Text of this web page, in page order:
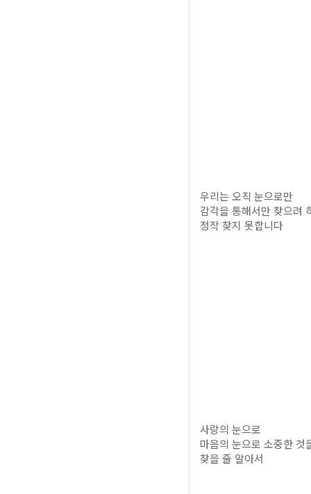
우리는 오직 눈으로만
감각을 통해서만 찾으려
정작 찾지 못합니다
사랑의 눈으로
마음의 눈으로 소중한 것
찾을 줄 알아서